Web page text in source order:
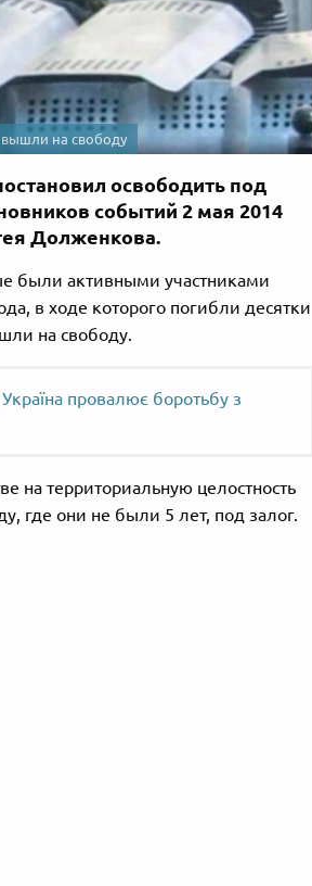
на свободу
освободить под
событий 2 мая 2014
Долженкова.
были активными участниками
в ходе которого погибли десятки
на свободу.
провалює боротьбу з
на территориальную целостность
где они не были 5 лет, под залог.